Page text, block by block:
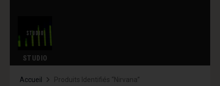
STUDIO
Accueil Produits Identifiés “Nirvana”